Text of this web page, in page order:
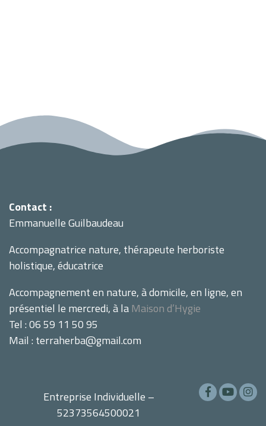
Contact :
Emmanuelle Guilbaudeau
Accompagnatrice nature, thérapeute herboriste
holistique, éducatrice
Accompagnement en nature, à domicile, en ligne, en
présentiel le mercredi, à la Maison d’Hygie
Tel : 06 59 11 50 95
Mail : terraherba@gmail.com
Entreprise Individuelle –
52373564500021